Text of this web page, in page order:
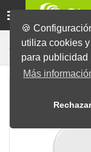
🍪
utiliza cookies
para publicidad
Más
Chapas Chapas